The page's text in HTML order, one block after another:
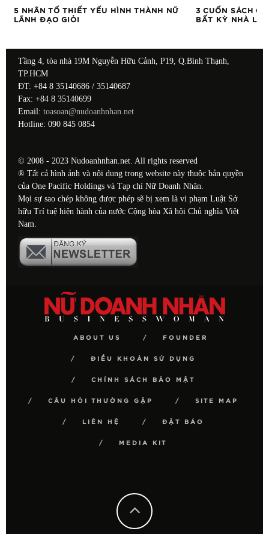
5 NHÂN TỐ THIẾT YẾU HÌNH THÀNH NỮ
LÃNH ĐẠO GIỎI
3 CUỐN SÁCH
BẤT KỲ NHÀ
Tầng 4, tòa nhà 19M Nguyễn Hữu Cảnh, P19, Q.Bình Thạnh,
TP.HCM
ĐT: +84 8 35140686 / 35140687
Fax: +84 8 35140699
Email: toasoan@nudoanhnhan.net
Hotline: 090 845 0854
© 2008 - 2023 Nudoanhnhan.net. All rights reserved
® Tất cả hình ảnh và nội dung trong website này thuộc bản quyền
của One Pacific Holdings và Tạp chí Nữ Doanh Nhân.
Mọi sự sao chép không được phép sẽ bị xem là vi phạm Luật Sở
hữu Trí tuệ hiện hành của nước Cộng hòa Xã hội Chủ nghĩa Việt
Nam.
ABOUT US FOUNDER
ĐIỀU KHOẢN SỬ DỤNG
CHÍNH SÁCH BẢO MẬT
CÂU HỎI THƯỜNG GẶP SITE MAP
LIÊN HỆ ĐẶT BÁO
MEDIA KIT